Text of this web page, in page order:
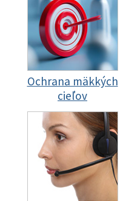
Ochrana mäkkých
cieľov